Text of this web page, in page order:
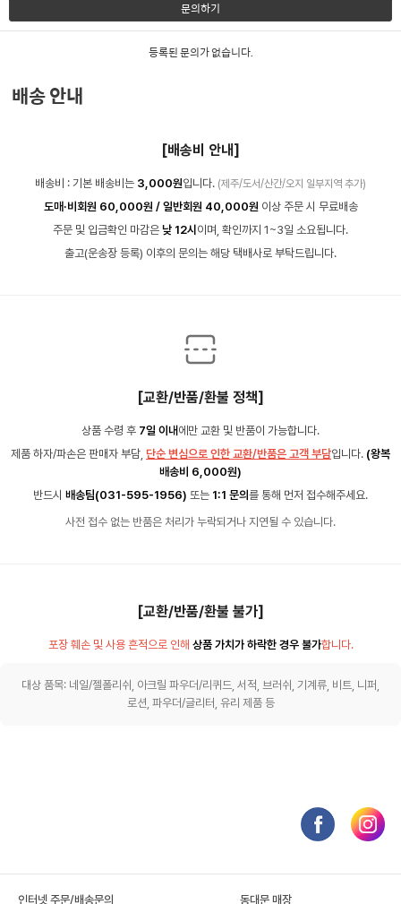
문의하기
등록된 문의가 없습니다.
배송 안내
[배송비 안내]
배송비 : 기본 배송비는 3,000원입니다. (제주/도서/산간/오지 일부지역 추가)
도매·비회원 60,000원 / 일반회원 40,000원 이상 주문 시 무료배송
주문 및 입금확인 마감은 낮 12시이며, 확인까지 1~3일 소요됩니다.
출고(운송장 등록) 이후의 문의는 해당 택배사로 부탁드립니다.
[교환/반품/환불 정책]
상품 수령 후 7일 이내에만 교환 및 반품이 가능합니다.
제품 하자/파손은 판매자 부담, 단순 변심으로 인한 교환/반품은 고객 부담입니다. (왕복
배송비 6,000원)
반드시 배송팀(031-595-1956) 또는 1:1 문의를 통해 먼저 접수해주세요.
사전 접수 없는 반품은 처리가 누락되거나 지연될 수 있습니다.
[교환/반품/환불 불가]
포장 훼손 및 사용 흔적으로 인해 상품 가치가 하락한 경우 불가합니다.
대상 품목: 네일/젤폴리쉬, 아크릴 파우더/리퀴드, 서적, 브러쉬, 기계류, 비트, 니퍼,
로션, 파우더/글리터, 유리 제품 등
인터넷 주문/배송문의 동대문 매장